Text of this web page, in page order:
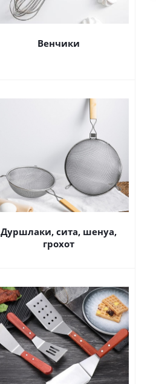
Венчики
Дуршлаки, сита, шенуа,
грохот